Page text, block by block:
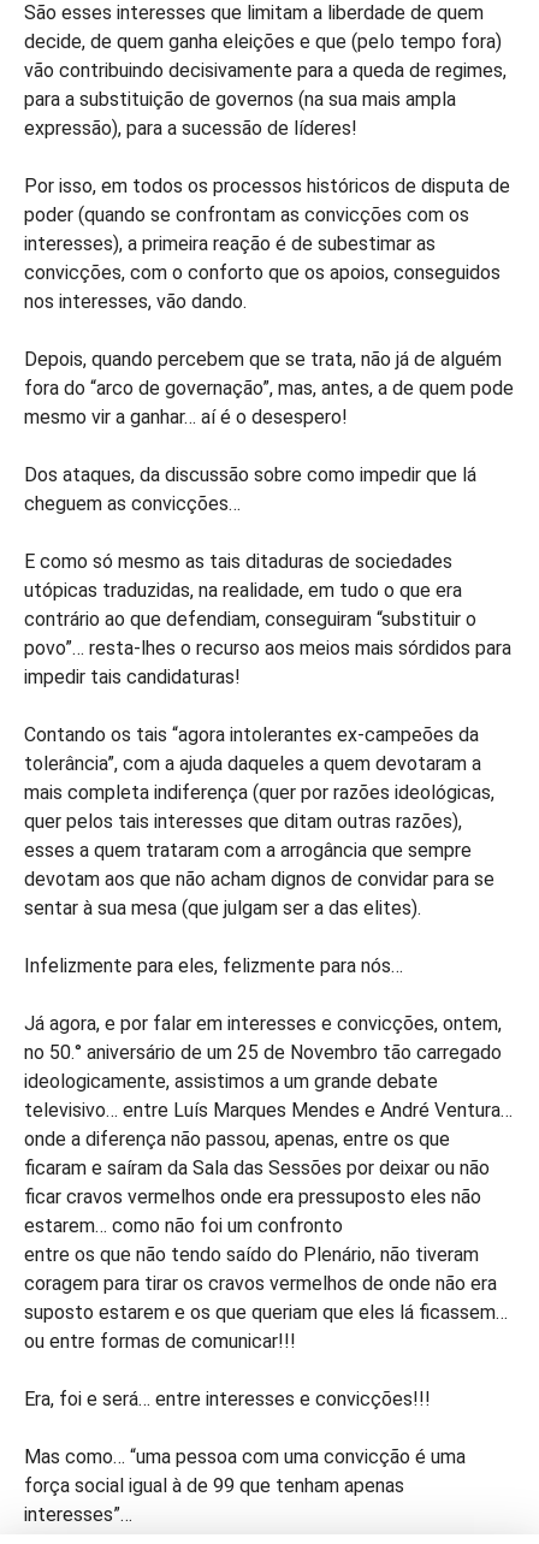
São esses interesses que limitam a liberdade de quem
decide, de quem ganha eleições e que (pelo tempo fora)
vão contribuindo decisivamente para a queda de regimes,
para a substituição de governos (na sua mais ampla
expressão), para a sucessão de líderes!
Por isso, em todos os processos históricos de disputa de
poder (quando se confrontam as convicções com os
interesses), a primeira reação é de subestimar as
convicções, com o conforto que os apoios, conseguidos
nos interesses, vão dando.
Depois, quando percebem que se trata, não já de alguém
fora do “arco de governação”, mas, antes, a de quem pode
mesmo vir a ganhar… aí é o desespero!
Dos ataques, da discussão sobre como impedir que lá
cheguem as convicções…
E como só mesmo as tais ditaduras de sociedades
utópicas traduzidas, na realidade, em tudo o que era
contrário ao que defendiam, conseguiram “substituir o
povo”… resta-lhes o recurso aos meios mais sórdidos para
impedir tais candidaturas!
Contando os tais “agora intolerantes ex-campeões da
tolerância”, com a ajuda daqueles a quem devotaram a
mais completa indiferença (quer por razões ideológicas,
quer pelos tais interesses que ditam outras razões),
esses a quem trataram com a arrogância que sempre
devotam aos que não acham dignos de convidar para se
sentar à sua mesa (que julgam ser a das elites).
Infelizmente para eles, felizmente para nós…
Já agora, e por falar em interesses e convicções, ontem,
no 50.° aniversário de um 25 de Novembro tão carregado
ideologicamente, assistimos a um grande debate
televisivo… entre Luís Marques Mendes e André Ventura…
onde a diferença não passou, apenas, entre os que
ficaram e saíram da Sala das Sessões por deixar ou não
ficar cravos vermelhos onde era pressuposto eles não
estarem… como não foi um confronto
entre os que não tendo saído do Plenário, não tiveram
coragem para tirar os cravos vermelhos de onde não era
suposto estarem e os que queriam que eles lá ficassem…
ou entre formas de comunicar!!!
Era, foi e será… entre interesses e convicções!!!
Mas como… “uma pessoa com uma convicção é uma
força social igual à de 99 que tenham apenas
interesses”…